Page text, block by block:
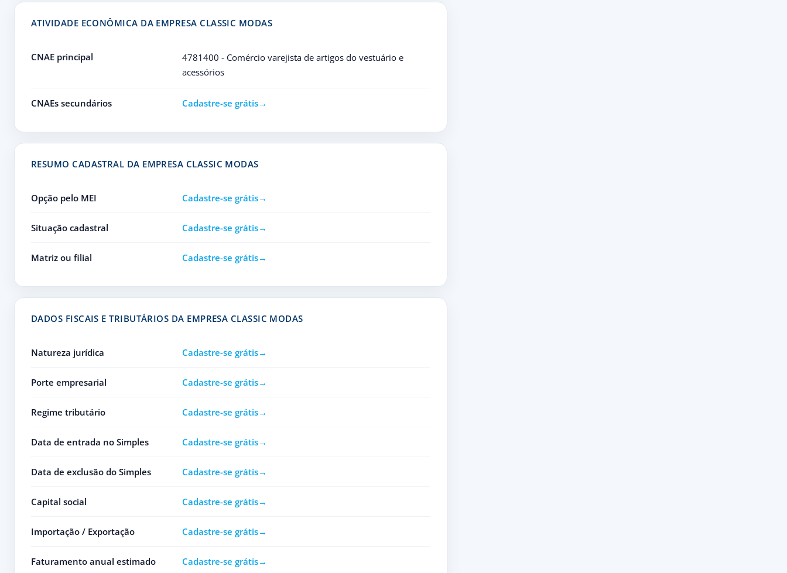
ATIVIDADE ECONÔMICA DA EMPRESA CLASSIC MODAS
CNAE principal
4781400 - Comércio varejista de artigos do vestuário e
acessórios
CNAEs secundários Cadastre-se grátis
RESUMO CADASTRAL DA EMPRESA CLASSIC MODAS
Opção pelo MEI Cadastre-se grátis
Situação cadastral Cadastre-se grátis
Matriz ou filial Cadastre-se grátis
DADOS FISCAIS E TRIBUTÁRIOS DA EMPRESA CLASSIC MODAS
Natureza jurídica Cadastre-se grátis
Porte empresarial Cadastre-se grátis
Regime tributário Cadastre-se grátis
Data de entrada no Simples Cadastre-se grátis
Data de exclusão do Simples Cadastre-se grátis
Capital social Cadastre-se grátis
Importação / Exportação Cadastre-se grátis
Faturamento anual estimado Cadastre-se grátis